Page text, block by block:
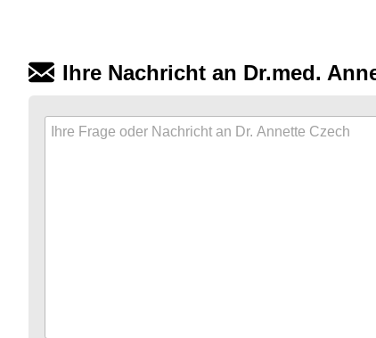
Ihre Nachricht an Dr.med.